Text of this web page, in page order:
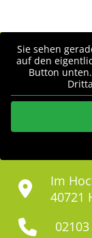
Sie sehen
auf den
Button
Im
40721